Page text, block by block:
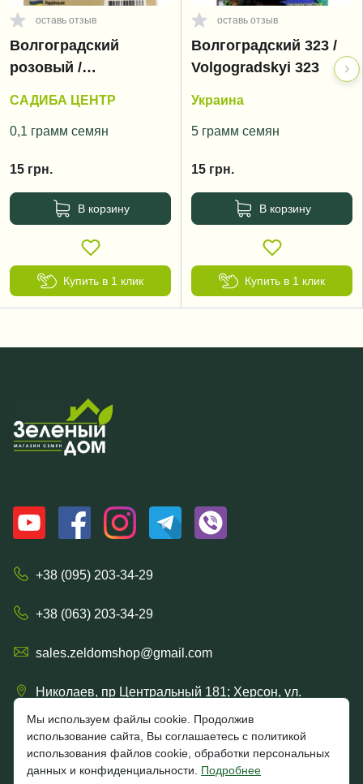
оставь отзыв
Волгоградский
розовый /
САДИБА ЦЕНТР
0,1 грамм семян
15 грн.
В корзину
Купить в 1 клик
оставь отзыв
Волгоградский 323 /
Volgogradskyi 323
Украина
5 грамм семян
15 грн.
В корзину
Купить в 1 клик
+38 (095) 203-34-29
+38 (063) 203-34-29
sales.zeldomshop@gmail.com
Николаев, пр Центральный 181; Херсон, ул.
4.7★★★★★
★★★★★
Мы используем файлы cookie. Продолжив
использование сайта, Вы соглашаетесь с политикой
использования файлов cookie, обработки персональных
данных и конфиденциальности.
Подробнее